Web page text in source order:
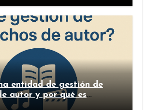
entidad de gestión de
autor y por qué es